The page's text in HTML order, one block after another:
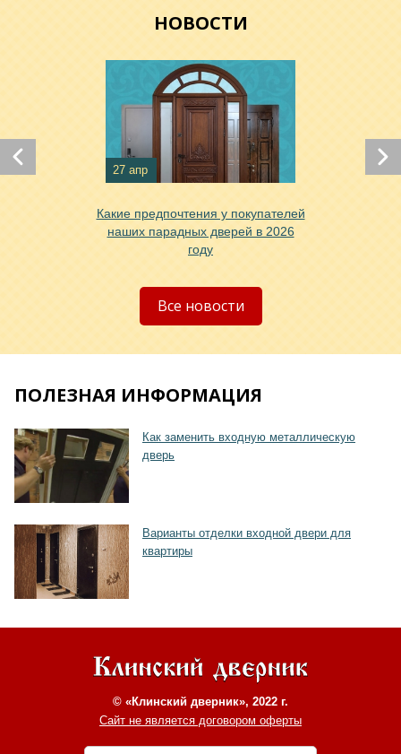
Хочу такую
Хочу такую
НОВОСТИ
27 апр
Какие предпочтения у покупателей
наших парадных дверей в 2026
году
Все новости
ПОЛЕЗНАЯ ИНФОРМАЦИЯ
Как заменить входную металлическую
дверь
Варианты отделки входной двери для
квартиры
© «Клинский дверник», 2022 г.
Сайт не является договором оферты